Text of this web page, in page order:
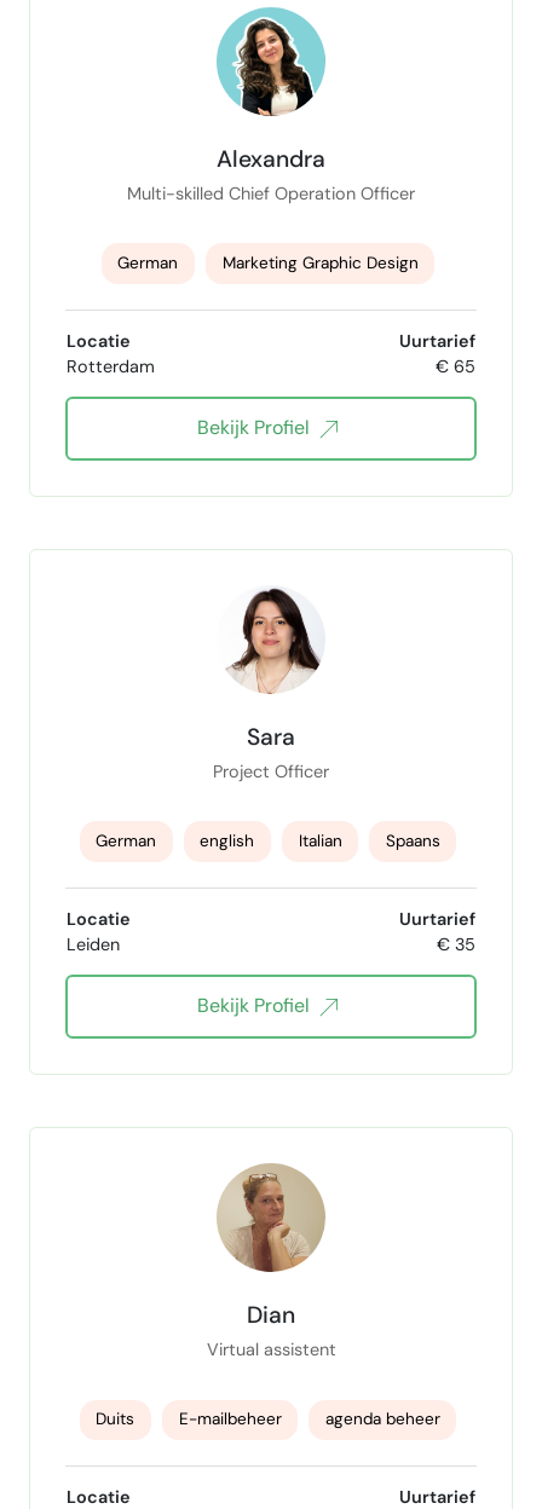
Alexandra
Multi-skilled Chief Operation Officer
German Marketing Graphic Design
Business Development Manager
creative writing Leadership
project manager Strategie coach
Administratie structureren
Multilingual communication
Management Accounting
website design Brochures ontwerpen
customer service
Customer Service Manager
Customer Satisfaction
Locatie
Rotterdam
Uurtarief
€ 65
Bekijk Profiel
Sara
Project Officer
German english Italian Spaans
Locatie
Leiden
Uurtarief
€ 35
Bekijk Profiel
Dian
Virtual assistent
Duits E-mailbeheer agenda beheer
Locatie
Uurtarief